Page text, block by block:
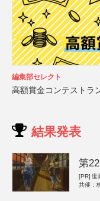
編集部セレクト
高額賞金コンテストラ
結果発表
第
[PR] 世
共催：